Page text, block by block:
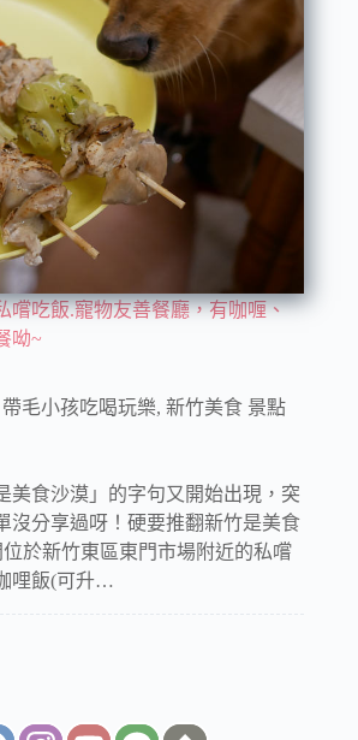
嚐吃飯.寵物友善餐廳，有咖喱、
呦~
毛小孩吃喝玩樂, 新竹美食 景點
美食沙漠」的字句又開始出現，突
沒分享過呀！硬要推翻新竹是美食
於新竹東區東門市場附近的私嚐
哩飯(可升…